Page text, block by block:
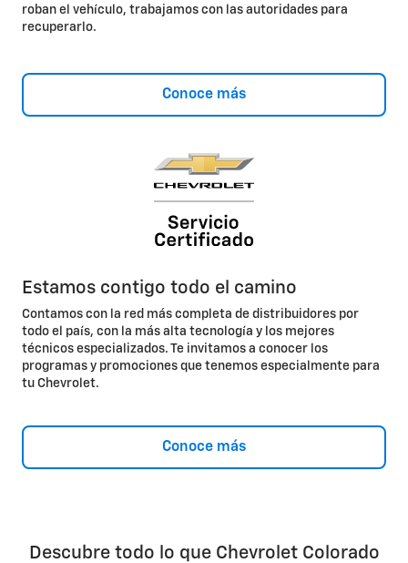
roban el vehículo, trabajamos con las autoridades para
recuperarlo.
Conoce más
Estamos contigo todo el camino
Contamos con la red más completa de distribuidores por
todo el país, con la más alta tecnología y los mejores
técnicos especializados. Te invitamos a conocer los
programas y promociones que tenemos especialmente para
tu Chevrolet.
Conoce más
Descubre todo lo que Chevrolet Colorado